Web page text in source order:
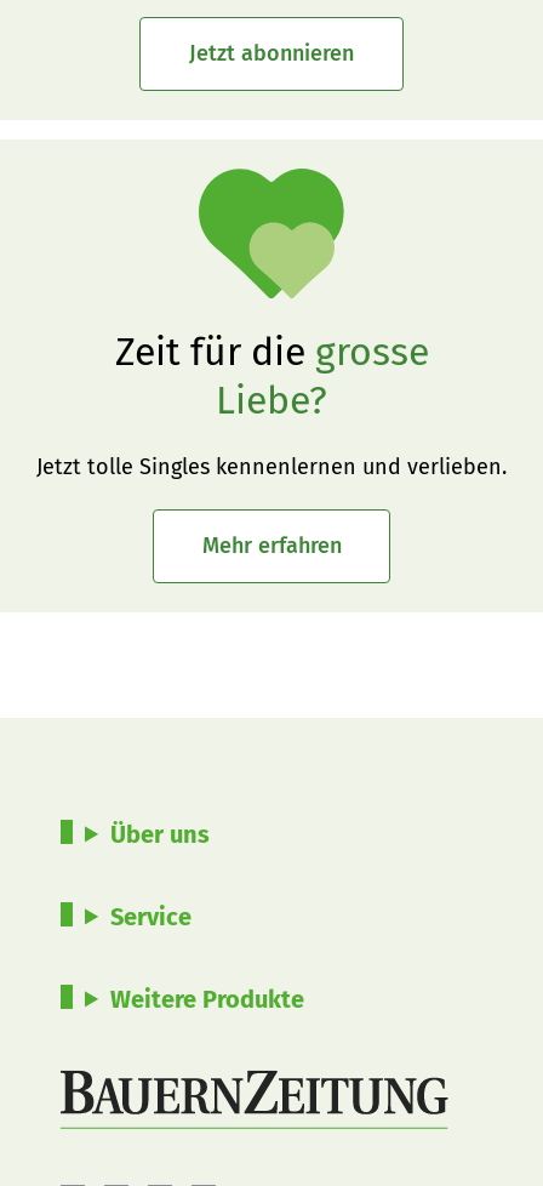
Jetzt abonnieren
Zeit für die grosse
Liebe?
Jetzt tolle Singles kennenlernen und verlieben.
Mehr erfahren
Über uns
Service
Weitere Produkte